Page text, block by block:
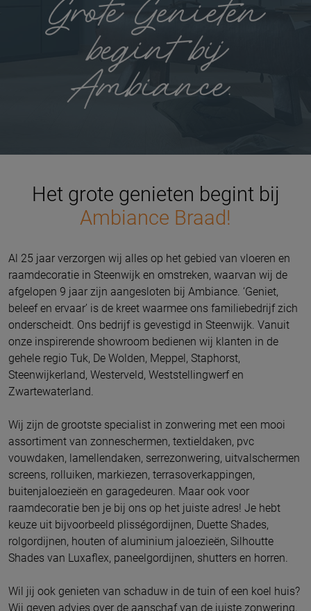
Het grote genieten begint bij
Ambiance Braad!
Al 25 jaar verzorgen wij alles op het gebied van vloeren en
raamdecoratie in Steenwijk en omstreken, waarvan wij de
afgelopen 9 jaar zijn aangesloten bij Ambiance. ‘Geniet,
beleef en ervaar’ is de kreet waarmee ons familiebedrijf zich
onderscheidt. Ons bedrijf is gevestigd in Steenwijk. Vanuit
onze inspirerende showroom bedienen wij klanten in de
gehele regio Tuk, De Wolden, Meppel, Staphorst,
Steenwijkerland, Westerveld, Weststellingwerf en
Zwartewaterland.
Wij zijn de grootste specialist in zonwering met een mooi
assortiment van zonneschermen, textieldaken, pvc
vouwdaken, lamellendaken, serrezonwering, uitvalschermen
screens, rolluiken, markiezen, terrasoverkappingen,
buitenjaloezieën en garagedeuren. Maar ook voor
raamdecoratie ben je bij ons op het juiste adres! Je hebt
keuze uit bijvoorbeeld plisségordijnen, Duette Shades,
rolgordijnen, houten of aluminium jaloezieën, Silhoutte
Shades van Luxaflex, paneelgordijnen, shutters en horren.
Wil jij ook genieten van schaduw in de tuin of een koel huis?
Wij geven advies over de aanschaf van de juiste zonwering.